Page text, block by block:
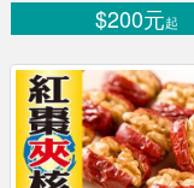
$200元起